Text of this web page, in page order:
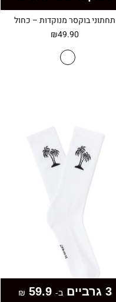
תחתוני בוקסר מנוקדות – כחול
₪49.90
3 גרביים ב- 59.9
₪